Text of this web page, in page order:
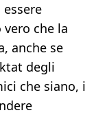
che la
anche se
degli
che siano, i